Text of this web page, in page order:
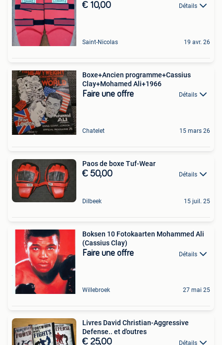
€ 10,00 Détails
Saint-Nicolas 19 avr. 26
Boxe+Ancien programme+Cassius
Clay+Mohamed Ali+1966
Faire une offre Détails
Chatelet 15 mars 26
Paos de boxe Tuf-Wear
€ 50,00 Détails
Dilbeek 15 juil. 25
Boksen 10 Fotokaarten Mohammed Ali
(Cassius Clay)
Faire une offre Détails
Willebroek 27 mai 25
Livres David Christian-Aggressive
Defense.. et d'outres
€ 25,00 Détails